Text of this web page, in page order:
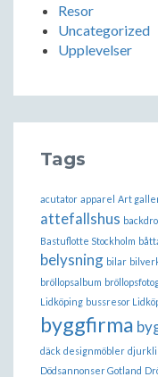
Resor
Uncategorized
Upplevelser
Tags
acutator apparel Art
attefallshus
Bastuflotte Stockholm
belysning bilar
bröllopsalbum
Lidköping bussresor
byggfirma
däck designmöbler
Dödsannonser Gotland